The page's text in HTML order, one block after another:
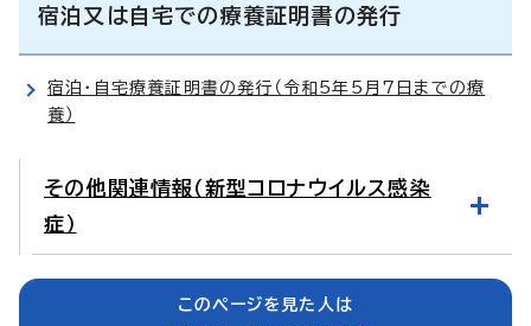
宿泊又は自宅での療養証明書の発行
宿泊・自宅療養証明書の発行（令和5年5月7日までの療
養）
その他関連情報（新型コロナウイルス感染
症）
このページを見た人は